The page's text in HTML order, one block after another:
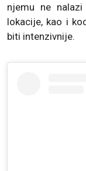
njemu ne
lokacije, kao i
biti intenzivnije.